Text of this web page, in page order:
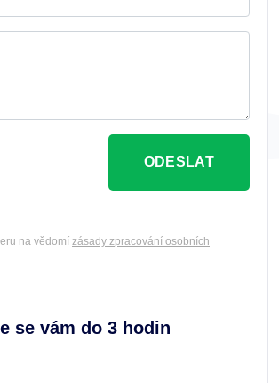
se vám do 3 hodin
ODESLAT
na vědomí zásady zpracování osobních